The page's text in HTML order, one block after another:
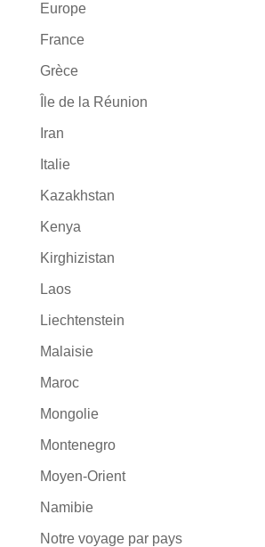
Europe
France
Grèce
Île de la Réunion
Iran
Italie
Kazakhstan
Kenya
Kirghizistan
Laos
Liechtenstein
Malaisie
Maroc
Mongolie
Montenegro
Moyen-Orient
Namibie
Notre voyage par pays